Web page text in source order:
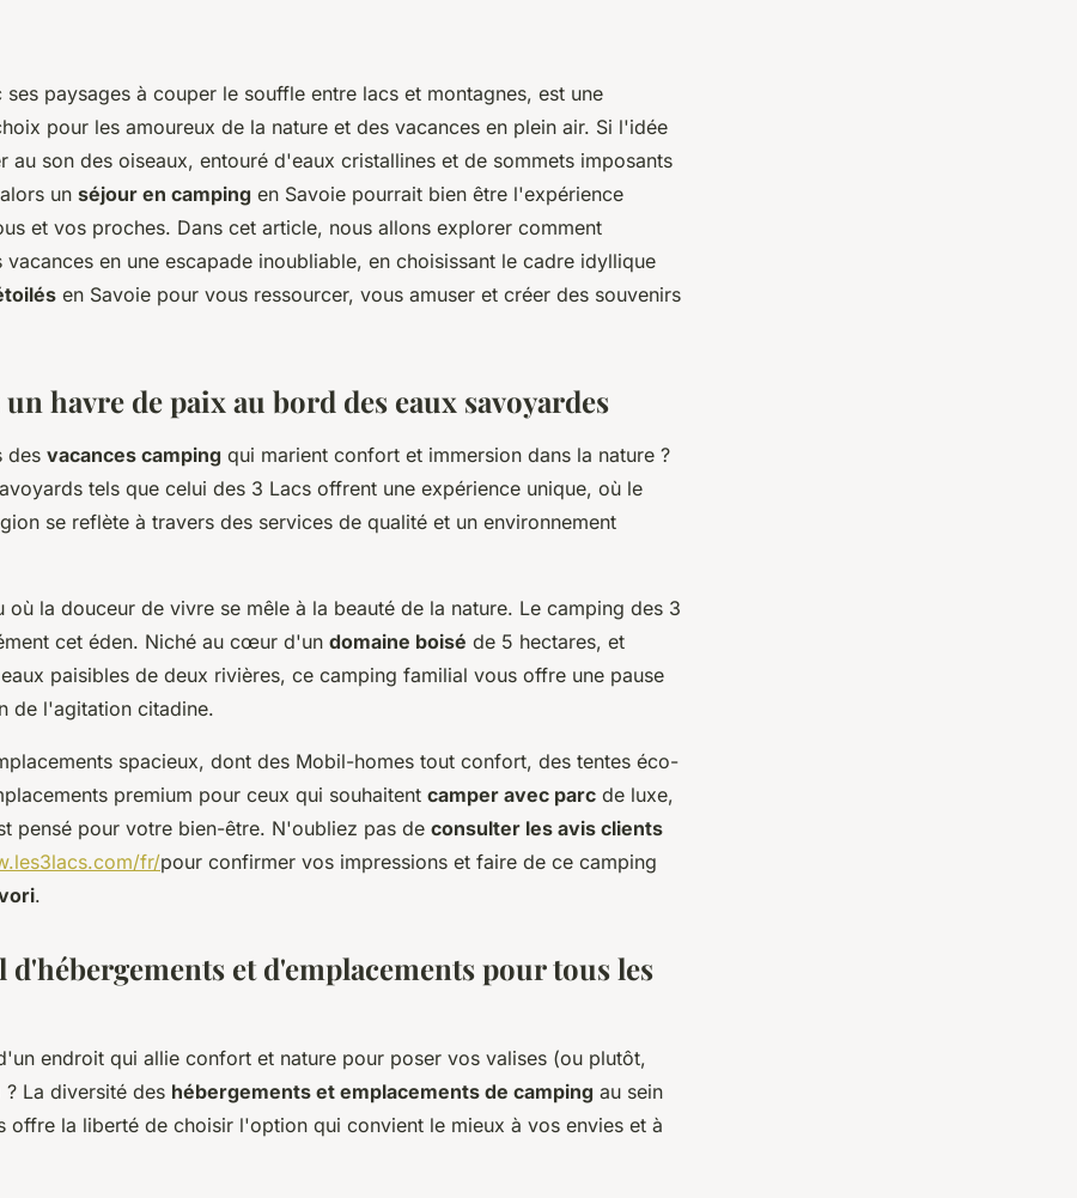
avec
camping en
ses paysages à couper le souffle entre lacs et montagnes, est une
pour les amoureux de la nature et des vacances en plein air. Si l'idée
au son des oiseaux, entouré d'eaux cristallines et de sommets imposants
un séjour en camping en Savoie pourrait bien être l'expérience
et vos proches. Dans cet article, nous allons explorer comment
en une escapade inoubliable, en choisissant le cadre idyllique
en Savoie pour vous ressourcer, vous amuser et créer des souvenirs
havre de paix au bord des eaux savoyardes
des vacances camping qui marient confort et immersion dans la nature ?
tels que celui des 3 Lacs offrent une expérience unique, où le
se reflète à travers des services de qualité et un environnement
où la douceur de vivre se mêle à la beauté de la nature. Le camping des 3
cet éden. Niché au cœur d'un domaine boisé de 5 hectares, et
paisibles de deux rivières, ce camping familial vous offre une pause
de l'agitation citadine.
spacieux, dont des Mobil-homes tout confort, des tentes éco-
premium pour ceux qui souhaitent camper avec parc de luxe,
pensé pour votre bien-être. N'oubliez pas de consulter les avis clients
fr/pour confirmer vos impressions et faire de ce camping
.
d'hébergements et d'emplacements pour tous les
endroit qui allie confort et nature pour poser vos valises (ou plutôt,
La diversité des hébergements et emplacements de camping au sein
offre la liberté de choisir l'option qui convient le mieux à vos envies et à